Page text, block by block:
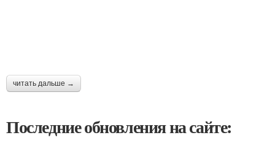
читать дальше →
Последние обновления на сайте: